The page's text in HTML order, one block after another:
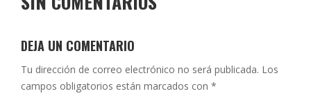
DEJA UN COMENTARIO
Tu dirección de correo electrónico no será publicada. Los
campos obligatorios están marcados con *